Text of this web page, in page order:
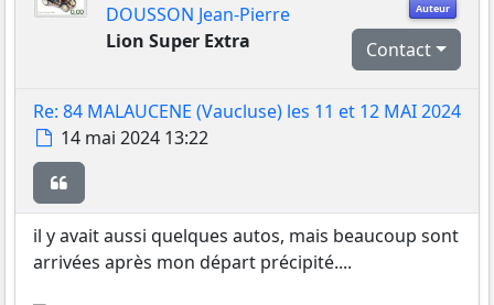
Auteur
DOUSSON Jean-Pierre
Lion Super Extra
Contact
Re: 84 MALAUCENE (Vaucluse) les 11 et 12 MAI 2024
Message
14 mai 2024 13:22
il y avait aussi quelques autos, mais beaucoup sont
arrivées après mon départ précipité....